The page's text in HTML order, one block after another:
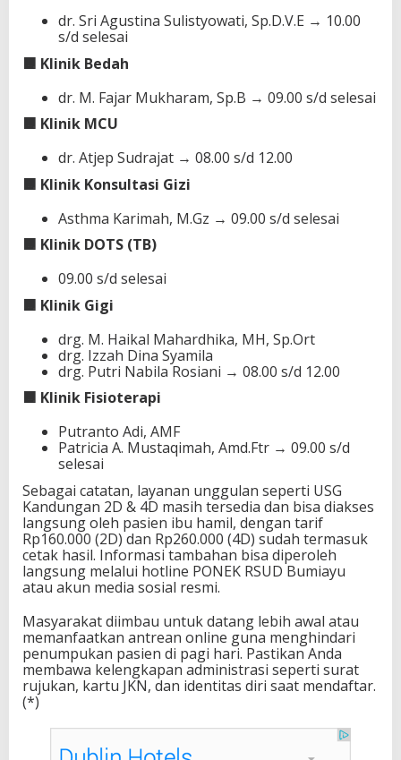
dr. Sri Agustina Sulistyowati, Sp.D.V.E → 10.00
s/d selesai
🟧 Klinik Bedah
dr. M. Fajar Mukharam, Sp.B → 09.00 s/d selesai
🟧 Klinik MCU
dr. Atjep Sudrajat → 08.00 s/d 12.00
🟧 Klinik Konsultasi Gizi
Asthma Karimah, M.Gz → 09.00 s/d selesai
🟧 Klinik DOTS (TB)
09.00 s/d selesai
🟧 Klinik Gigi
drg. M. Haikal Mahardhika, MH, Sp.Ort
drg. Izzah Dina Syamila
drg. Putri Nabila Rosiani → 08.00 s/d 12.00
🟧 Klinik Fisioterapi
Putranto Adi, AMF
Patricia A. Mustaqimah, Amd.Ftr → 09.00 s/d
selesai
Sebagai catatan, layanan unggulan seperti USG
Kandungan 2D & 4D masih tersedia dan bisa diakses
langsung oleh pasien ibu hamil, dengan tarif
Rp160.000 (2D) dan Rp260.000 (4D) sudah termasuk
cetak hasil. Informasi tambahan bisa diperoleh
langsung melalui hotline PONEK RSUD Bumiayu
atau akun media sosial resmi.
Masyarakat diimbau untuk datang lebih awal atau
memanfaatkan antrean online guna menghindari
penumpukan pasien di pagi hari. Pastikan Anda
membawa kelengkapan administrasi seperti surat
rujukan, kartu JKN, dan identitas diri saat mendaftar.
(*)